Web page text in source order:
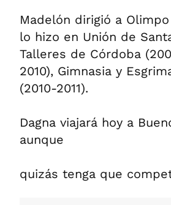
Madelón dirigió a
lo hizo en Unión de
Talleres de Córdoba
2010), Gimnasia y
(2010-2011).
Dagna viajará hoy a
aunque
quizás tenga que